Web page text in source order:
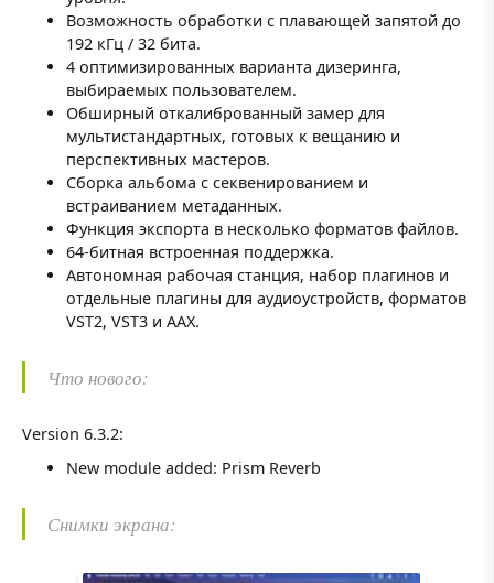
Возможность обработки с плавающей запятой до
192 кГц / 32 бита.
4 оптимизированных варианта дизеринга,
выбираемых пользователем.
Обширный откалиброванный замер для
мультистандартных, готовых к вещанию и
перспективных мастеров.
Сборка альбома с секвенированием и
встраиванием метаданных.
Функция экспорта в несколько форматов файлов.
64-битная встроенная поддержка.
Автономная рабочая станция, набор плагинов и
отдельные плагины для аудиоустройств, форматов
VST2, VST3 и AAX.
Что нового:
Version 6.3.2:
New module added: Prism Reverb
Снимки экрана: